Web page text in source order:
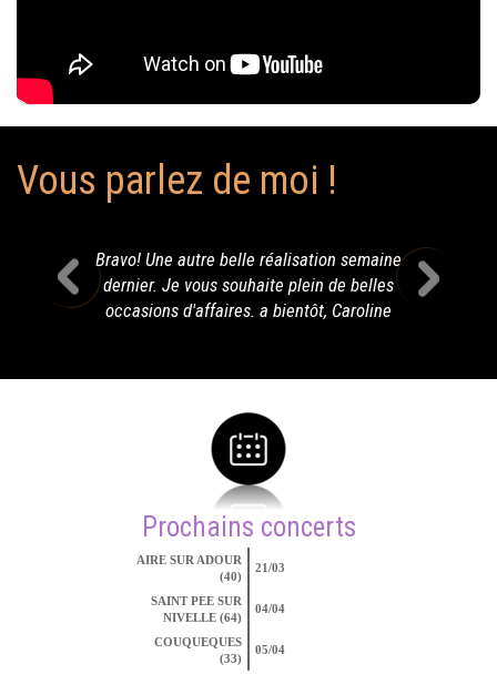
Vous parlez de moi !
Bravo! Une autre belle réalisation semaine
dernier. Je vous souhaite plein de belles
occasions d'affaires. a bientôt, Caroline
Prochains concerts
AIRE SUR ADOUR
(40)
21/03
SAINT PEE SUR
NIVELLE (64)
04/04
COUQUEQUES
(33)
05/04